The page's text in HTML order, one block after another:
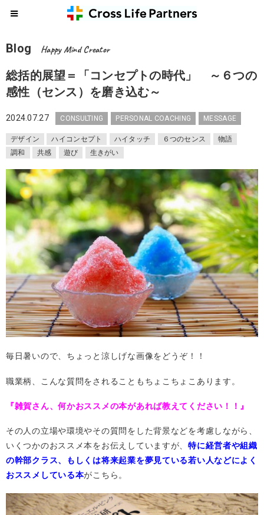
Blog Happy Mind Creator
総括的展望＝「コンセプトの時代」 ～６つの
感性（センス）を磨き込む～
2024.07.27 CONSULTING PERSONAL COACHING MESSAGE
デザイン ハイコンセプト ハイタッチ ６つのセンス
物語
調和
共感 遊び 生きがい
毎日暑いので、ちょっと涼しげな画像をどうぞ！！
職業柄、こんな質問をされることもちょこちょこあります。
『雑賀さん、何かおススメの本があれば教えてください！！』
その人の立場や環境やその質問をした背景などを考慮しながら、
いくつかのおススメ本をお伝えしていますが、特に経営者や組織
の幹部クラス、もしくは将来起業を夢見ている若い人などによく
おススメしている本がこちら。